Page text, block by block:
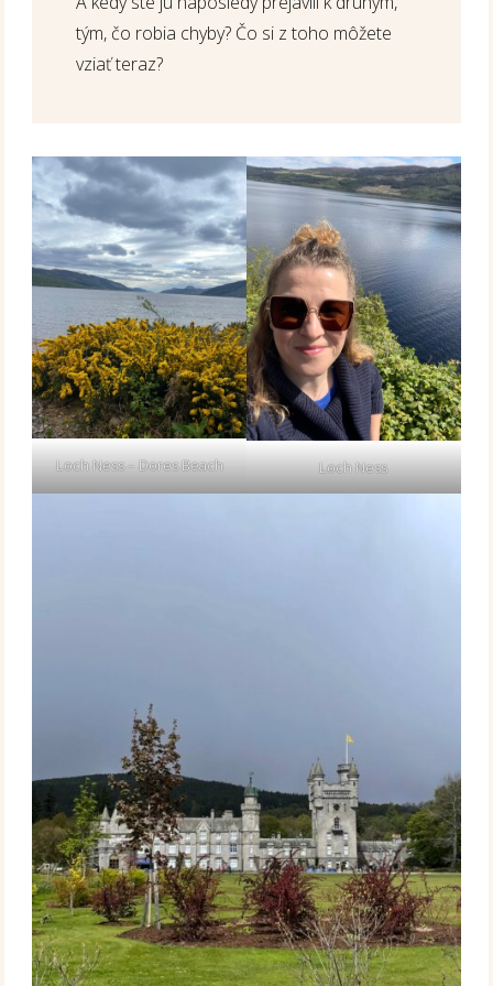
tým, čo robia chyby? Čo si z toho môžete
vziať teraz?
Loch Ness – Dores Beach Loch Ness